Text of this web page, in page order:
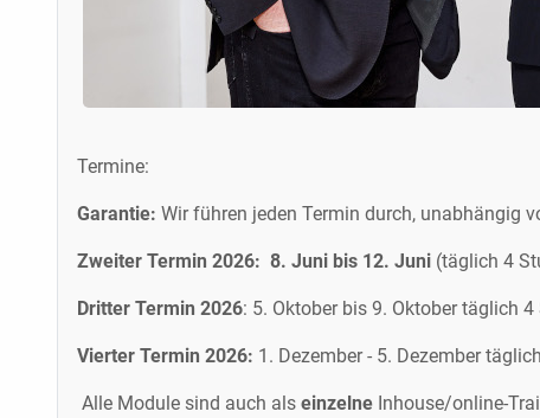
Termine:
Garantie: Wir führen jeden Termin durch, unabhängig
Zweiter Termin 2026: 8. Juni bis 12. Juni (täglich 4
Dritter Termin 2026: 5. Oktober bis 9. Oktober täglich
Vierter Termin 2026: 1. Dezember - 5. Dezember
Alle Module sind auch als einzelne Inhouse/online-